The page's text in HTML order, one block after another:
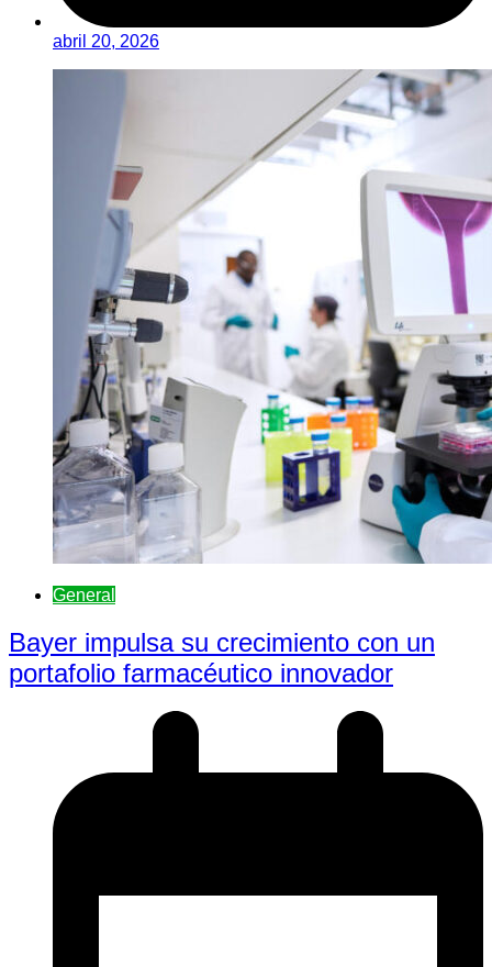
abril 20, 2026
General
Bayer impulsa su crecimiento con un
portafolio farmacéutico innovador